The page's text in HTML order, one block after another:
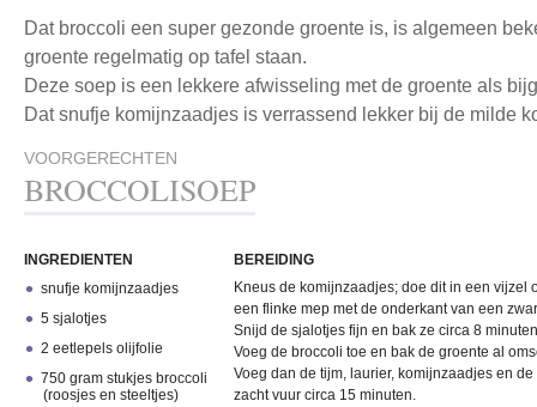
Dat broccoli een super gezonde groente is, is algemeen
groente regelmatig op tafel staan.
Deze soep is een lekkere afwisseling met de groente als
Dat snufje komijnzaadjes is verrassend lekker bij de milde
VOORGERECHTEN
BROCCOLISOEP
INGREDIENTEN
snufje komijnzaadjes
5 sjalotjes
2 eetlepels olijfolie
750 gram stukjes broccoli
(roosjes en steeltjes)
BEREIDING
Kneus de komijnzaadjes; doe dit in een vijzel
een flinke mep met de onderkant van een
Snijd de sjalotjes fijn en bak ze circa 8
Voeg de broccoli toe en bak de groente al
Voeg dan de tijm, laurier, komijnzaadjes en
zacht vuur circa 15 minuten.